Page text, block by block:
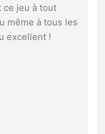
ce jeu à tout
même à tous les
excellent !